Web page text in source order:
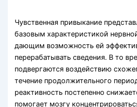
Чувственная привыкание
базовым характеристикой
дающим возможность ей
перерабатывать сведения. В то
подвергаются воздействию
течение продолжительного
реактивность постепенно
помогает мозгу